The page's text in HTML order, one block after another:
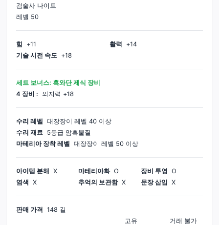
검술사 나이트
레벨 50
힘 +11 활력 +14
기술 시전 속도 +18
세트 보너스: 흑와단 제식 장비
4 장비 : 의지력 +18
수리 레벨 대장장이 레벨 40 이상
수리 재료 5등급 암흑물질
마테리아 장착 레벨
대장장이 레벨 50 이상
아이템 분해 X 마테리아화 O 장비 투영 O
염색
X 추억의 보관함 X 문장 삽입 X
판매 가격
148 길
거래 불가
고유